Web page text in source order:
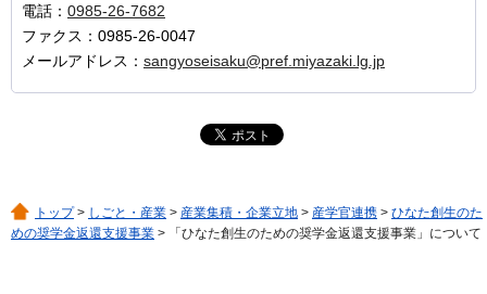
電話： 0985-26-7682
ファクス：0985-26-0047
メールアドレス： sangyoseisaku@pref.miyazaki.lg.jp
トップ> しごと・産業 > 産業集積・企業立地 > 産学官連携 > ひなた創生のた
めの奨学金返還支援事業 > 「ひなた創生のための奨学金返還支援事業」について